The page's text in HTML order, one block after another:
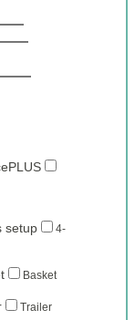
4-
Basket
Trailer